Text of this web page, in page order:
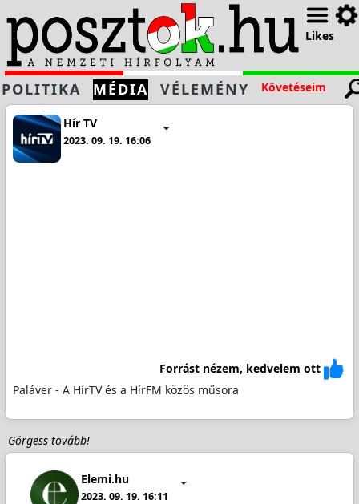
Likes
POLITIKA MÉDIA VÉLEMÉNY Követéseim
Hír TV
2023. 09. 19. 16:06
Forrást nézem, kedvelem ott
Paláver - A HírTV és a HírFM közös műsora
Görgess tovább!
Elemi.hu
2023. 09. 19. 16:11